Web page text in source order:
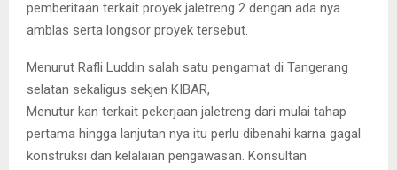
pemberitaan terkait proyek jaletreng 2 dengan ada nya
amblas serta longsor proyek tersebut.
Menurut Rafli Luddin salah satu pengamat di Tangerang
selatan sekaligus sekjen KIBAR,
Menutur kan terkait pekerjaan jaletreng dari mulai tahap
pertama hingga lanjutan nya itu perlu dibenahi karna gagal
konstruksi dan kelalaian pengawasan. Konsultan